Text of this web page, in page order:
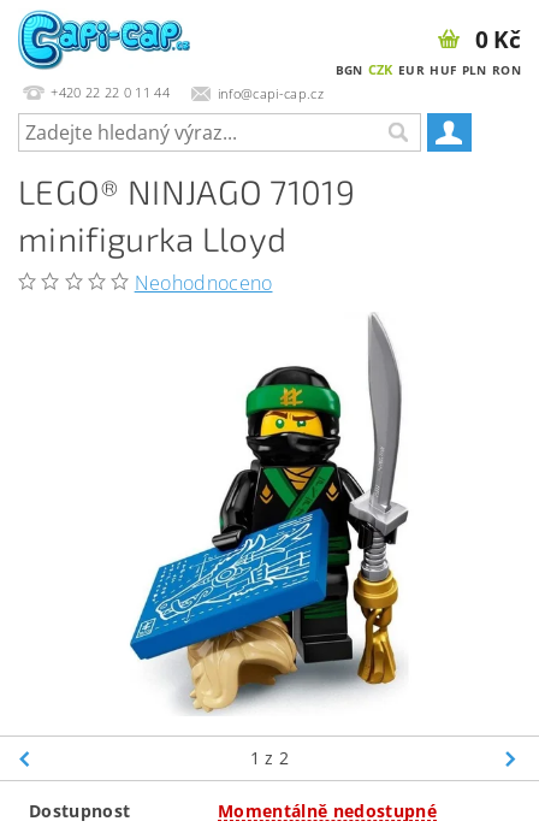
+420 22 22 0 11 44 info@capi-cap.cz
BGN CZK EUR HUF PLN RON
0 Kč
LEGO® NINJAGO 71019
minifigurka Lloyd
Neohodnoceno
1 z 2
Dostupnost Momentálně nedostupné